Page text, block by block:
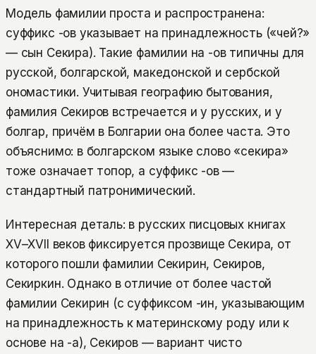
Модель фамилии проста и распространена:
суффикс -ов указывает на принадлежность («чей?»
— сын Секира). Такие фамилии на -ов типичны для
русской, болгарской, македонской и сербской
ономастики. Учитывая географию бытования,
фамилия Секиров встречается и у русских, и у
болгар, причём в Болгарии она более часта. Это
объяснимо: в болгарском языке слово «секира»
тоже означает топор, а суффикс -ов —
стандартный патронимический.
Интересная деталь: в русских писцовых книгах
XV–XVII веков фиксируется прозвище Секира, от
которого пошли фамилии Секирин, Секиров,
Секиркин. Однако в отличие от более частой
фамилии Секирин (с суффиксом -ин, указывающим
на принадлежность к материнскому роду или к
основе на -а), Секиров — вариант чисто